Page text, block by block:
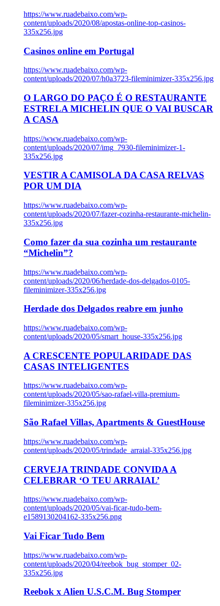
https://www.ruadebaixo.com/wp-
content/uploads/2020/08/apostas-online-top-casinos-
335x256.jpg
Casinos online em Portugal
https://www.ruadebaixo.com/wp-
content/uploads/2020/07/h0a3723-fileminimizer-335x256.jpg
O LARGO DO PAÇO É O RESTAURANTE
ESTRELA MICHELIN QUE O VAI BUSCAR
A CASA
https://www.ruadebaixo.com/wp-
content/uploads/2020/07/img_7930-fileminimizer-1-
335x256.jpg
VESTIR A CAMISOLA DA CASA RELVAS
POR UM DIA
https://www.ruadebaixo.com/wp-
content/uploads/2020/07/fazer-cozinha-restaurante-michelin-
335x256.jpg
Como fazer da sua cozinha um restaurante
“Michelin”?
https://www.ruadebaixo.com/wp-
content/uploads/2020/06/herdade-dos-delgados-0105-
fileminimizer-335x256.jpg
Herdade dos Delgados reabre em junho
https://www.ruadebaixo.com/wp-
content/uploads/2020/05/smart_house-335x256.jpg
A CRESCENTE POPULARIDADE DAS
CASAS INTELIGENTES
https://www.ruadebaixo.com/wp-
content/uploads/2020/05/sao-rafael-villa-premium-
fileminimizer-335x256.jpg
São Rafael Villas, Apartments & GuestHouse
https://www.ruadebaixo.com/wp-
content/uploads/2020/05/trindade_arraial-335x256.jpg
CERVEJA TRINDADE CONVIDA A
CELEBRAR ‘O TEU ARRAIAL’
https://www.ruadebaixo.com/wp-
content/uploads/2020/05/vai-ficar-tudo-bem-
e1589130204162-335x256.png
Vai Ficar Tudo Bem
https://www.ruadebaixo.com/wp-
content/uploads/2020/04/reebok_bug_stomper_02-
335x256.jpg
Reebok x Alien U.S.C.M. Bug Stomper